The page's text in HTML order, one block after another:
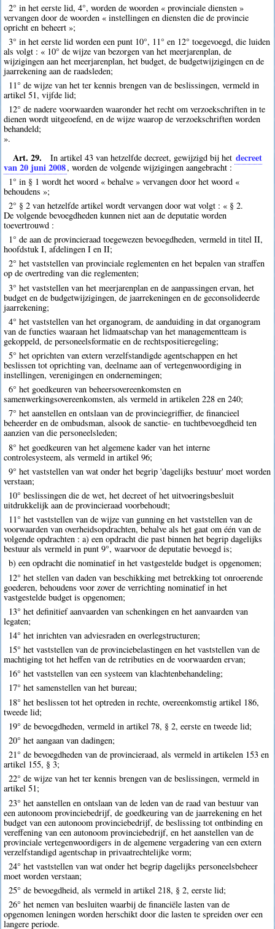
2° in het eerste lid, 4°, worden de woorden « provinciale diensten »
vervangen door de woorden « instellingen en diensten die de provincie
opricht en beheert »;
3° in het eerste lid worden een punt 10°, 11° en 12° toegevoegd, die luiden
als volgt : « 10° de wijze van bezorgen van het meerjarenplan, de
wijzigingen aan het meerjarenplan, het budget, de budgetwijzigingen en de
jaarrekening aan de raadsleden;
11° de wijze van het ter kennis brengen van de beslissingen, vermeld in
artikel 51, vijfde lid;
12° de nadere voorwaarden waaronder het recht om verzoekschriften in te
dienen wordt uitgeoefend, en de wijze waarop de verzoekschriften worden
behandeld;
».
Art. 29. In artikel 43 van hetzelfde decreet, gewijzigd bij het decreet
van 20 juni 2008, worden de volgende wijzigingen aangebracht :
1° in § 1 wordt het woord « behalve » vervangen door het woord «
behoudens »;
2° § 2 van hetzelfde artikel wordt vervangen door wat volgt : « § 2.
De volgende bevoegdheden kunnen niet aan de deputatie worden
toevertrouwd :
1° de aan de provincieraad toegewezen bevoegdheden, vermeld in titel II,
hoofdstuk I, afdelingen I en II;
2° het vaststellen van provinciale reglementen en het bepalen van straffen
op de overtreding van die reglementen;
3° het vaststellen van het meerjarenplan en de aanpassingen ervan, het
budget en de budgetwijzigingen, de jaarrekeningen en de geconsolideerde
jaarrekening;
4° het vaststellen van het organogram, de aanduiding in dat organogram
van de functies waaraan het lidmaatschap van het managementteam is
gekoppeld, de personeelsformatie en de rechtspositieregeling;
5° het oprichten van extern verzelfstandigde agentschappen en het
beslissen tot oprichting van, deelname aan of vertegenwoordiging in
instellingen, verenigingen en ondernemingen;
6° het goedkeuren van beheersovereenkomsten en
samenwerkingsovereenkomsten, als vermeld in artikelen 228 en 240;
7° het aanstellen en ontslaan van de provinciegriffier, de financieel
beheerder en de ombudsman, alsook de sanctie- en tuchtbevoegdheid ten
aanzien van die personeelsleden;
8° het goedkeuren van het algemene kader van het interne
controlesysteem, als vermeld in artikel 96;
9° het vaststellen van wat onder het begrip 'dagelijks bestuur' moet worden
verstaan;
10° beslissingen die de wet, het decreet of het uitvoeringsbesluit
uitdrukkelijk aan de provincieraad voorbehoudt;
11° het vaststellen van de wijze van gunning en het vaststellen van de
voorwaarden van overheidsopdrachten, behalve als het gaat om één van de
volgende opdrachten : a) een opdracht die past binnen het begrip dagelijks
bestuur als vermeld in punt 9°, waarvoor de deputatie bevoegd is;
b) een opdracht die nominatief in het vastgestelde budget is opgenomen;
12° het stellen van daden van beschikking met betrekking tot onroerende
goederen, behoudens voor zover de verrichting nominatief in het
vastgestelde budget is opgenomen;
13° het definitief aanvaarden van schenkingen en het aanvaarden van
legaten;
14° het inrichten van adviesraden en overlegstructuren;
15° het vaststellen van de provinciebelastingen en het vaststellen van de
machtiging tot het heffen van de retributies en de voorwaarden ervan;
16° het vaststellen van een systeem van klachtenbehandeling;
17° het samenstellen van het bureau;
18° het beslissen tot het optreden in rechte, overeenkomstig artikel 186,
tweede lid;
19° de bevoegdheden, vermeld in artikel 78, § 2, eerste en tweede lid;
20° het aangaan van dadingen;
21° de bevoegdheden van de provincieraad, als vermeld in artikelen 153 en
artikel 155, § 3;
22° de wijze van het ter kennis brengen van de beslissingen, vermeld in
artikel 51;
23° het aanstellen en ontslaan van de leden van de raad van bestuur van
een autonoom provinciebedrijf, de goedkeuring van de jaarrekening en het
budget van een autonoom provinciebedrijf, de beslissing tot ontbinding en
vereffening van een autonoom provinciebedrijf, en het aanstellen van de
provinciale vertegenwoordigers in de algemene vergadering van een extern
verzelfstandigd agentschap in privaatrechtelijke vorm;
24° het vaststellen van wat onder het begrip dagelijks personeelsbeheer
moet worden verstaan;
25° de bevoegdheid, als vermeld in artikel 218, § 2, eerste lid;
26° het nemen van besluiten waarbij de financiële lasten van de
opgenomen leningen worden herschikt door die lasten te spreiden over een
langere periode.